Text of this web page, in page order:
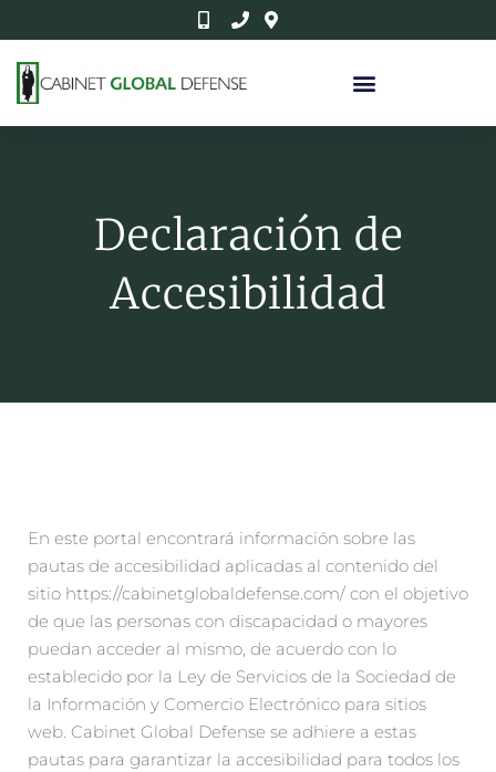
Declaración de
Accesibilidad
En este portal encontrará información sobre las
pautas de accesibilidad aplicadas al contenido del
sitio https://cabinetglobaldefense.com/ con el objetivo
de que las personas con discapacidad o mayores
puedan acceder al mismo, de acuerdo con lo
establecido por la Ley de Servicios de la Sociedad de
la Información y Comercio Electrónico para sitios
web. Cabinet Global Defense se adhiere a estas
pautas para garantizar la accesibilidad para todos los